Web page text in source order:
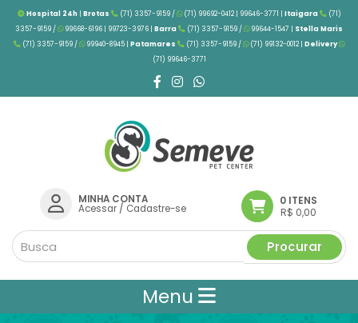
Hospital 24h| Brotas (71) 3357-9159 / (71) 99692-0412 | 99646-3771 | Itaigara
(71)
3357-9159 /
99668-6196 | 99723-3976 | Barra (71) 3357-9159 / 99644-1547 | Stella Maris
(71) 3357-9159 /
99940-8945 | Patamares (71) 3357-9159 / (71) 99132-0012 | Delivery
(71) 99646-3771
MINHA CONTA
Acessar/ Cadastre-se
0 ITENS
R$ 0,00
Procurar
Menu